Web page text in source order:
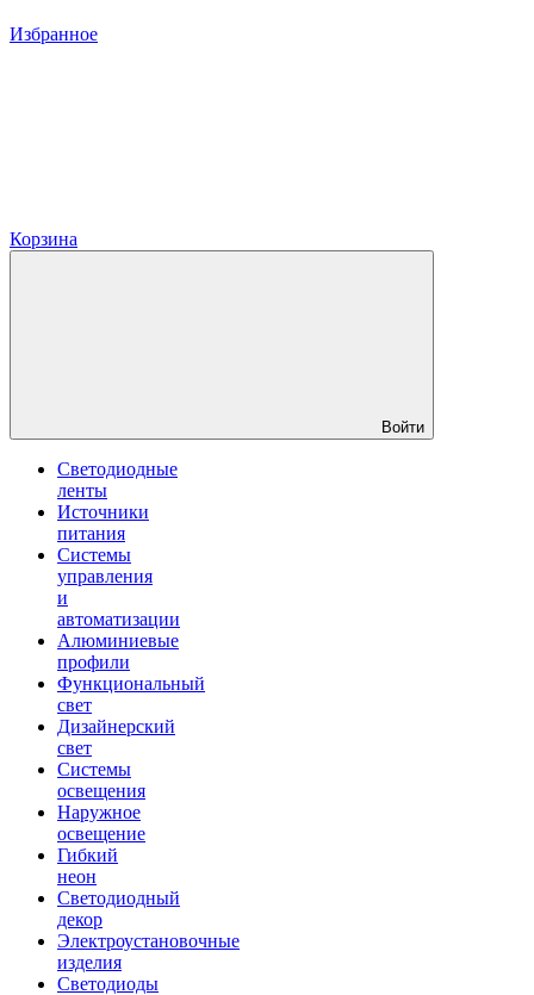
Избранное
Корзина
Войти
Светодиодные
ленты
Источники
питания
Системы
управления
и
автоматизации
Алюминиевые
профили
Функциональный
свет
Дизайнерский
свет
Системы
освещения
Наружное
освещение
Гибкий
неон
Светодиодный
декор
Электроустановочные
изделия
Светодиоды